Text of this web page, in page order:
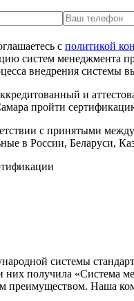
с политикой
систем менеджмента
внедрения системы
и
пройти
с принятыми
в России, Беларуси,
системы
получила «Система
Наша